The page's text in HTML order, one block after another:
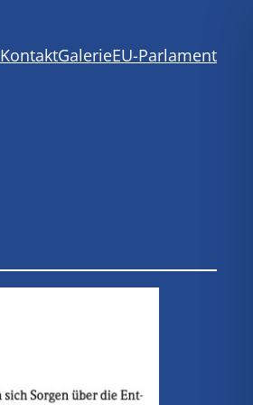
KontaktGalerieEU-Parlament